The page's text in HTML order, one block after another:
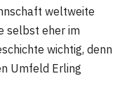
weltweite
selbst eher im
wichtig, denn
Umfeld Erling